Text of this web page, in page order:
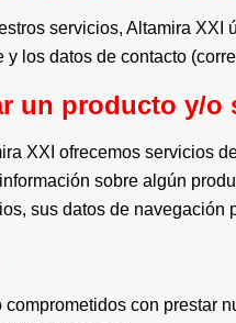
servicios, Altamira
los datos de contacto
un producto y/o
XXI ofrecemos servicios
sobre algún
sus datos de navegación
comprometidos con prestar